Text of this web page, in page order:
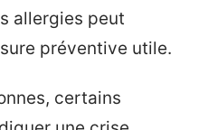
allergies peut
préventive utile.
certains